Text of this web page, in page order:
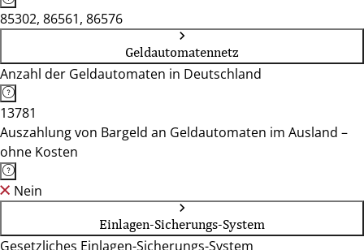
85302, 86561, 86576
Geldautomatennetz
Anzahl der Geldautomaten in Deutschland
13781
Auszahlung von Bargeld an Geldautomaten im Ausland –
ohne Kosten
Nein
Einlagen-Sicherungs-System
Gesetzliches Einlagen-Sicherungs-System